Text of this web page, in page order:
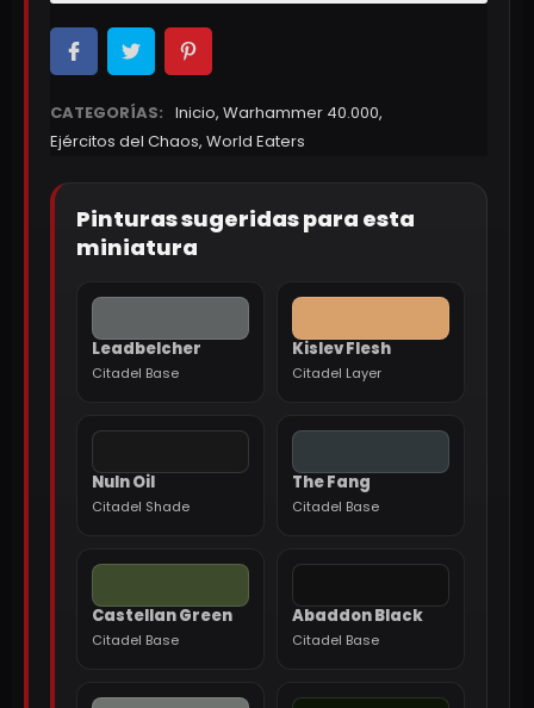
CATEGORÍAS: Inicio, Warhammer 40.000,
Ejércitos del Chaos, World Eaters
Pinturas sugeridas para esta
miniatura
Leadbelcher
Citadel Base
Kislev Flesh
Citadel Layer
Nuln Oil
Citadel Shade
The Fang
Citadel Base
Castellan Green
Citadel Base
Abaddon Black
Citadel Base